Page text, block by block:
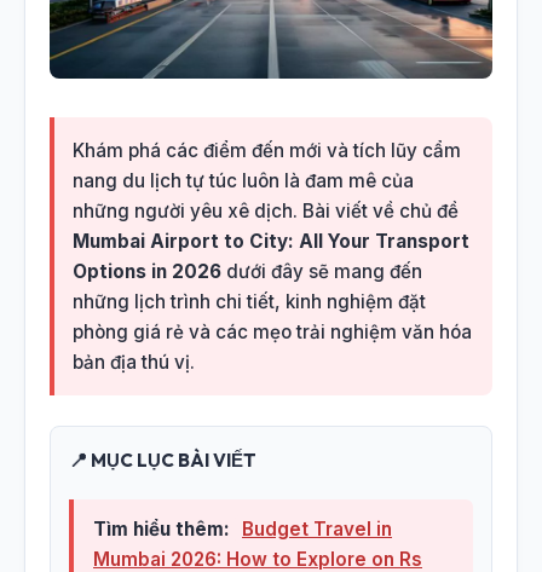
Khám phá các điểm đến mới và tích lũy cẩm
nang du lịch tự túc luôn là đam mê của
những người yêu xê dịch. Bài viết về chủ đề
Mumbai Airport to City: All Your Transport
Options in 2026 dưới đây sẽ mang đến
những lịch trình chi tiết, kinh nghiệm đặt
phòng giá rẻ và các mẹo trải nghiệm văn hóa
bản địa thú vị.
📍 MỤC LỤC BÀI VIẾT
Tìm hiểu thêm:
Budget Travel in
Mumbai 2026: How to Explore on Rs